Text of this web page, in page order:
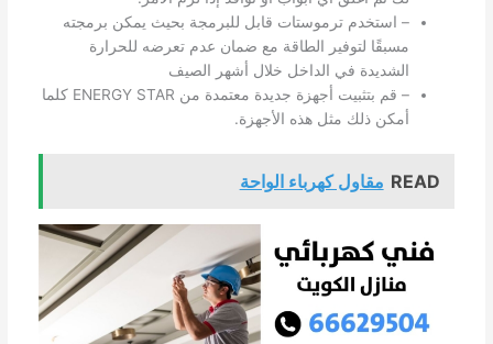
– استخدم ترموستات قابل للبرمجة بحيث يمكن برمجته
مسبقًا لتوفير الطاقة مع ضمان عدم تعرضه للحرارة
الشديدة في الداخل خلال أشهر الصيف
– قم بتثبيت أجهزة جديدة معتمدة من ENERGY STAR كلما
أمكن ذلك مثل هذه الأجهزة.
READ مقاول كهرباء الواحة